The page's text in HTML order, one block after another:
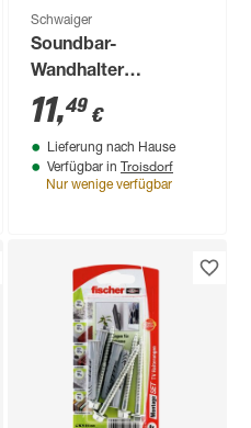
Schwaiger
Soundbar-
Wandhalter
belastbar bis 15 kg,
2-teilig
11,49 €
Lieferung nach Hause
Verfügbar in Troisdorf
Nur wenige verfügbar